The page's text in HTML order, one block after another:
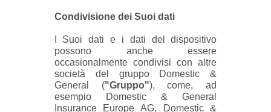
Condivisione dei Suoi dati
I Suoi dati e i dati del dispositivo
possono anche essere
occasionalmente condivisi con altre
società del gruppo Domestic &
General ("Gruppo"), come, ad
esempio Domestic & General
Insurance Europe AG, Domestic &